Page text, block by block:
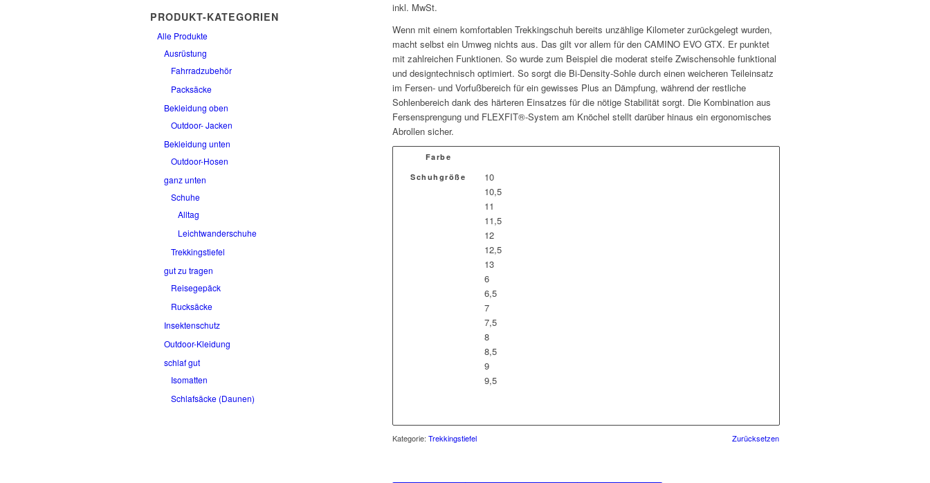
PRODUKT-KATEGORIEN
Alle Produkte
Ausrüstung
Fahrradzubehör
Packsäcke
Bekleidung oben
Outdoor- Jacken
Bekleidung unten
Outdoor-Hosen
ganz unten
Schuhe
Alltag
Leichtwanderschuhe
Trekkingstiefel
gut zu tragen
Reisegepäck
Rucksäcke
Insektenschutz
Outdoor-Kleidung
schlaf gut
Isomatten
Schlafsäcke (Daunen)
inkl. MwSt.
Wenn mit einem komfortablen Trekkingschuh bereits unzählige Kilometer zurückgelegt wurden,
macht selbst ein Umweg nichts aus. Das gilt vor allem für den CAMINO EVO GTX. Er punktet
mit zahlreichen Funktionen. So wurde zum Beispiel die moderat steife Zwischensohle funktional
und designtechnisch optimiert. So sorgt die Bi-Density-Sohle durch einen weicheren Teileinsatz
im Fersen- und Vorfußbereich für ein gewisses Plus an Dämpfung, während der restliche
Sohlenbereich dank des härteren Einsatzes für die nötige Stabilität sorgt. Die Kombination aus
Fersensprengung und FLEXFIT®-System am Knöchel stellt darüber hinaus ein ergonomisches
Abrollen sicher.
Farbe
Schuhgröße
10
10,5
11
11,5
12
12,5
13
6
6,5
7
7,5
8
8,5
9
9,5
Zurücksetzen
Kategorie:Trekkingstiefel